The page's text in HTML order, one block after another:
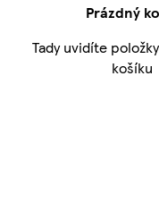
Prázdný
Tady uvidíte
košíku